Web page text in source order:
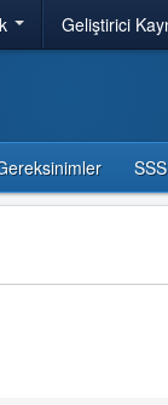
Geliştirici
SSS